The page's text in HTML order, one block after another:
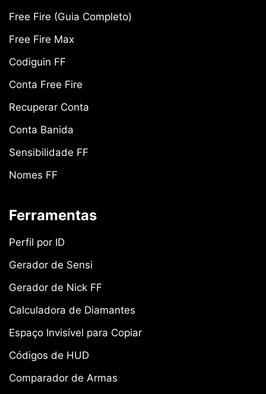
Free Fire (Guia Completo)
Free Fire Max
Codiguin FF
Conta Free Fire
Recuperar Conta
Conta Banida
Sensibilidade FF
Nomes FF
Ferramentas
Perfil por ID
Gerador de Sensi
Gerador de Nick FF
Calculadora de Diamantes
Espaço Invisível para Copiar
Códigos de HUD
Comparador de Armas